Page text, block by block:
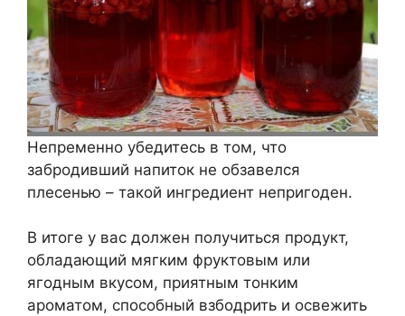
Непременно убедитесь в том, что
забродивший напиток не обзавелся
плесенью – такой ингредиент непригоден.
В итоге у вас должен получиться продукт,
обладающий мягким фруктовым или
ягодным вкусом, приятным тонким
ароматом, способный взбодрить и освежить